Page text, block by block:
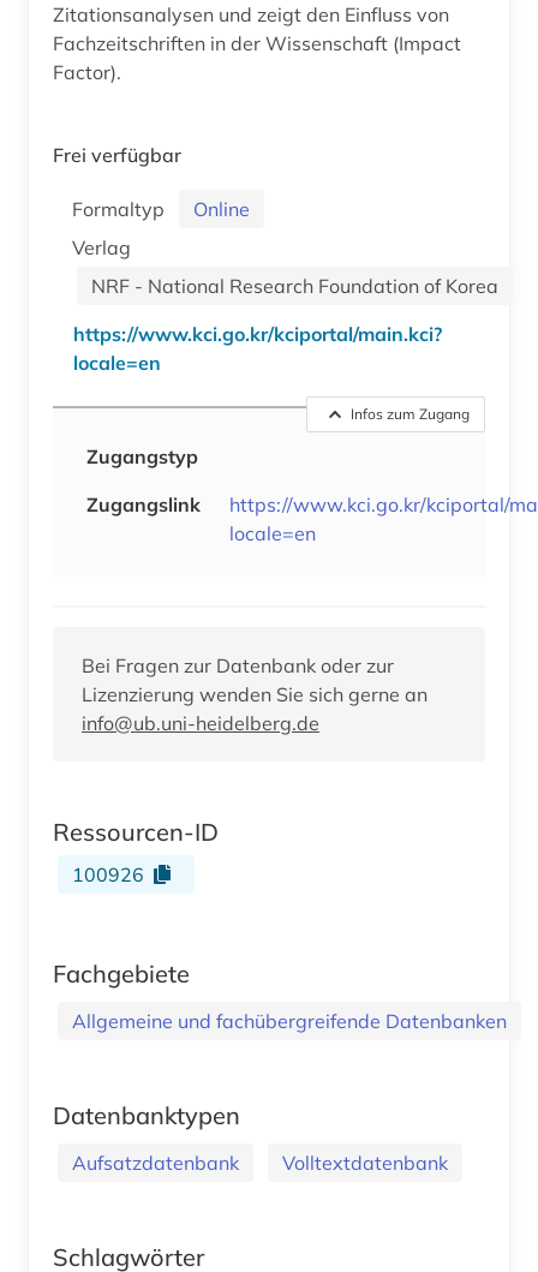
Zitationsanalysen und zeigt den Einfluss von
Fachzeitschriften in der Wissenschaft (Impact
Factor).
Frei verfügbar
Formaltyp
Online
Verlag
NRF - National Research Foundation of Korea
https://www.kci.go.kr/kciportal/main.kci?
locale=en
Infos zum Zugang
Zugangstyp
Zugangslink
https://www.kci.go.kr/kciportal/
locale=en
Bei Fragen zur Datenbank oder zur
Lizenzierung wenden Sie sich gerne an
info@ub.uni-heidelberg.de
Ressourcen-ID
100926
Fachgebiete
Allgemeine und fachübergreifende Datenbanken
Datenbanktypen
Aufsatzdatenbank Volltextdatenbank
Schlagwörter